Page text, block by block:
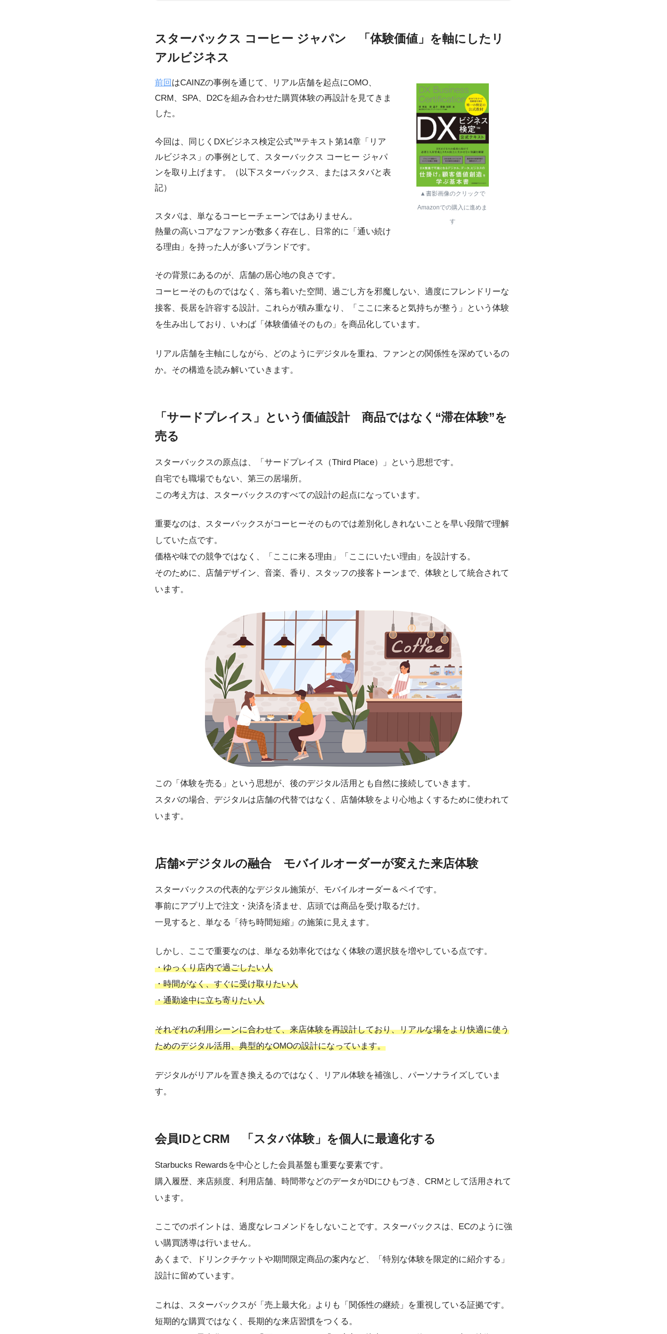
スターバックス コーヒー ジャパン 「体験価値」を軸にしたリ
アルビジネス
前回 はCAINZの事例を通じて、リアル店舗を起点にOMO、
CRM、SPA、D2Cを組み合わせた購買体験の再設計を見てきま
した。
今回は、同じくDXビジネス検定公式™テキスト第14章「リア
ルビジネス」の事例として、スターバックス コーヒー ジャパ
ンを取り上げます。（以下スターバックス、またはスタバと表
記）
スタバは、単なるコーヒーチェーンではありません。
熱量の高いコアなファンが数多く存在し、日常的に「通い続け
る理由」を持った人が多いブランドです。
▲書影画像のクリックで
Amazonでの購入に進めま
す
その背景にあるのが、店舗の居心地の良さです。
コーヒーそのものではなく、落ち着いた空間、過ごし方を邪魔しない、適度にフレンドリーな
接客、長居を許容する設計。これらが積み重なり、「ここに来ると気持ちが整う」という体験
を生み出しており、いわば「体験価値そのもの」を商品化しています。
リアル店舗を主軸にしながら、どのようにデジタルを重ね、ファンとの関係性を深めているの
か。その構造を読み解いていきます。
「サードプレイス」という価値設計 商品ではなく“滞在体験”を
売る
スターバックスの原点は、「サードプレイス（Third Place）」という思想です。
自宅でも職場でもない、第三の居場所。
この考え方は、スターバックスのすべての設計の起点になっています。
重要なのは、スターバックスがコーヒーそのものでは差別化しきれないことを早い段階で理解
していた点です。
価格や味での競争ではなく、「ここに来る理由」「ここにいたい理由」を設計する。
そのために、店舗デザイン、音楽、香り、スタッフの接客トーンまで、体験として統合されて
います。
この「体験を売る」という思想が、後のデジタル活用とも自然に接続していきます。
スタバの場合、デジタルは店舗の代替ではなく、店舗体験をより心地よくするために使われて
います。
店舗×デジタルの融合 モバイルオーダーが変えた来店体験
スターバックスの代表的なデジタル施策が、モバイルオーダー＆ペイです。
事前にアプリ上で注文・決済を済ませ、店頭では商品を受け取るだけ。
一見すると、単なる「待ち時間短縮」の施策に見えます。
しかし、ここで重要なのは、単なる効率化ではなく体験の選択肢を増やしている点です。
・ゆっくり店内で過ごしたい人
・時間がなく、すぐに受け取りたい人
・通勤途中に立ち寄りたい人
それぞれの利用シーンに合わせて、来店体験を再設計しており、リアルな場をより快適に使う
ためのデジタル活用、典型的なOMOの設計になっています。
デジタルがリアルを置き換えるのではなく、リアル体験を補強し、パーソナライズしていま
す。
会員IDとCRM 「スタバ体験」を個人に最適化する
Starbucks Rewardsを中心とした会員基盤も重要な要素です。
購入履歴、来店頻度、利用店舗、時間帯などのデータがIDにひもづき、CRMとして活用されて
います。
ここでのポイントは、過度なレコメンドをしないことです。スターバックスは、ECのように強
い購買誘導は行いません。
あくまで、ドリンクチケットや期間限定商品の案内など、「特別な体験を限定的に紹介する」
設計に留めています。
これは、スターバックスが「売上最大化」よりも「関係性の継続」を重視している証拠です。
短期的な購買ではなく、長期的な来店習慣をつくる。